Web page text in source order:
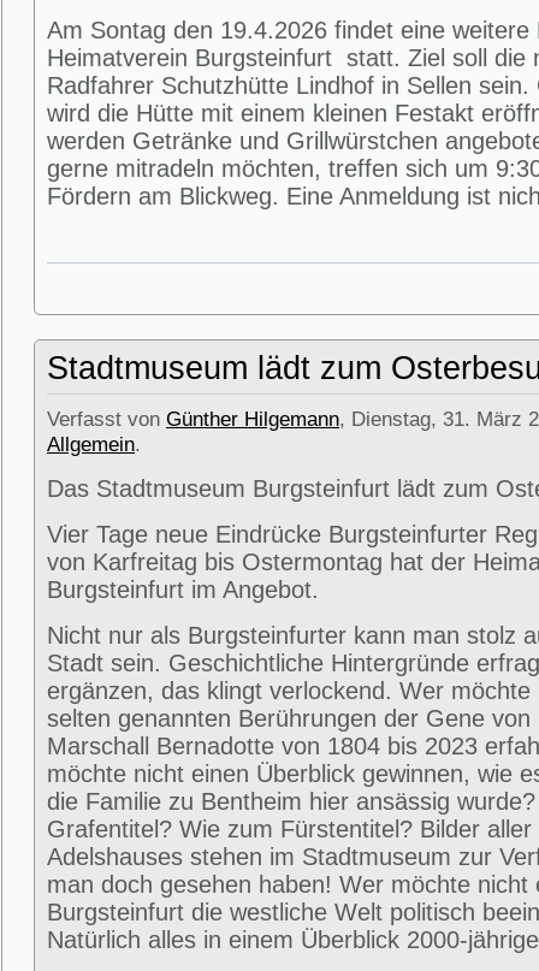
Am Sontag den 19.4.2026 findet eine weitere
Heimatverein Burgsteinfurt statt. Ziel soll die
Radfahrer Schutzhütte Lindhof in Sellen sein.
wird die Hütte mit einem kleinen Festakt
werden Getränke und Grillwürstchen
gerne mitradeln möchten, treffen sich um
Fördern am Blickweg. Eine Anmeldung ist
Stadtmuseum lädt zum
Verfasst von Günther Hilgemann, Dienstag, 31. März
Allgemein.
Das Stadtmuseum Burgsteinfurt lädt zum
Vier Tage neue Eindrücke Burgsteinfurter
von Karfreitag bis Ostermontag hat der
Burgsteinfurt im Angebot.
Nicht nur als Burgsteinfurter kann man stolz
Stadt sein. Geschichtliche Hintergründe
ergänzen, das klingt verlockend. Wer möchte
selten genannten Berührungen der Gene von
Marschall Bernadotte von 1804 bis 2023
möchte nicht einen Überblick gewinnen, wie
die Familie zu Bentheim hier ansässig
Grafentitel? Wie zum Fürstentitel? Bilder
Adelshauses stehen im Stadtmuseum zur
man doch gesehen haben! Wer möchte nicht
Burgsteinfurt die westliche Welt politisch
Natürlich alles in einem Überblick 2000-